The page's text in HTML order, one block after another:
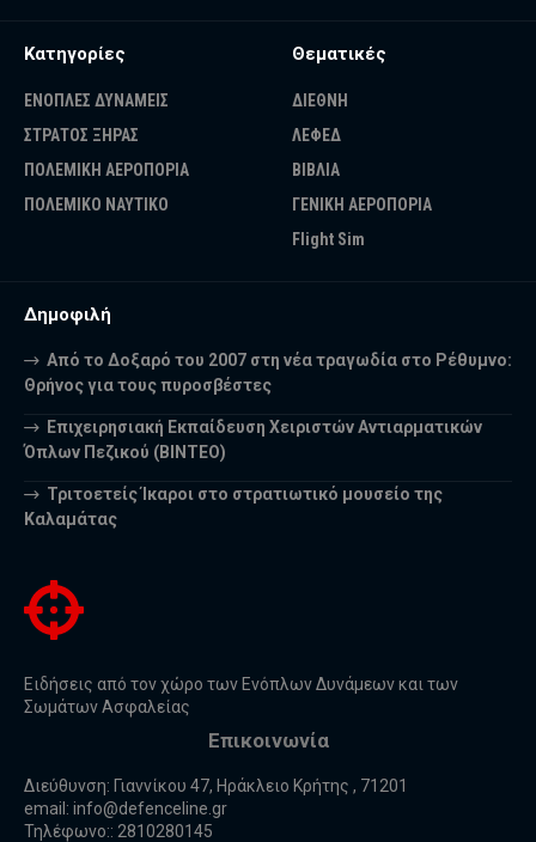
Κατηγορίες
ΕΝΟΠΛΕΣ ΔΥΝΑΜΕΙΣ
ΣΤΡΑΤΟΣ ΞΗΡΑΣ
ΠΟΛΕΜΙΚΗ ΑΕΡΟΠΟΡΙΑ
ΠΟΛΕΜΙΚΟ ΝΑΥΤΙΚΟ
Θεματικές
ΔΙΕΘΝΗ
ΛΕΦΕΔ
ΒΙΒΛΙΑ
ΓΕΝΙΚΗ ΑΕΡΟΠΟΡΙΑ
Flight Sim
Δημοφιλή
Από το Δοξαρό του 2007 στη νέα τραγωδία στο Ρέθυμνο:
Θρήνος για τους πυροσβέστες
Επιχειρησιακή Εκπαίδευση Χειριστών Αντιαρματικών
Όπλων Πεζικού (ΒΙΝΤΕΟ)
Τριτοετείς Ίκαροι στο στρατιωτικό μουσείο της
Καλαμάτας
Ειδήσεις από τον χώρο των Ενόπλων Δυνάμεων και των
Σωμάτων Ασφαλείας
Επικοινωνία
Διεύθυνση: Γιαννίκου 47, Ηράκλειο Κρήτης , 71201
email: info@defenceline.gr
Τηλέφωνο:: 2810280145